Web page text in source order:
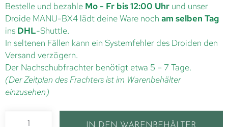
Bestelle und bezahle Mo - Fr bis 12:00 Uhr und unser
Droide MANU-BX4 lädt deine Ware noch am selben Tag
ins DHL-Shuttle.
In seltenen Fällen kann ein Systemfehler des Droiden den
Versand verzögern.
Der Nachschubfrachter benötigt etwa 5 – 7 Tage.
(Der Zeitplan des Frachters ist im Warenbehälter
einzusehen)